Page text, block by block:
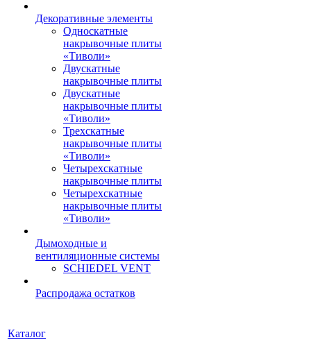
Декоративные элементы
Односкатные
накрывочные плиты
«Тиволи»
Двускатные
накрывочные плиты
Двускатные
накрывочные плиты
«Тиволи»
Трехскатные
накрывочные плиты
«Тиволи»
Четырехскатные
накрывочные плиты
Четырехскатные
накрывочные плиты
«Тиволи»
Дымоходные и
вентиляционные системы
SCHIEDEL VENT
Распродажа остатков
Каталог